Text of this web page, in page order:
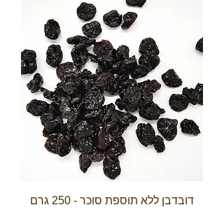
דובדבן ללא תוספת סוכר - 250 גרם